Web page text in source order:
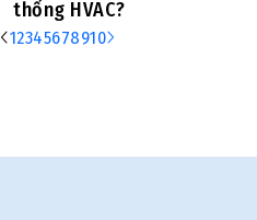
thống HVAC?
12345678910